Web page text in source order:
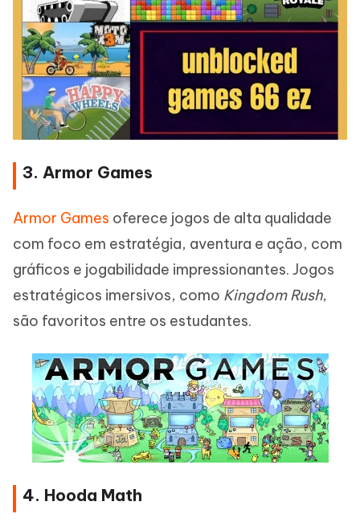
3. Armor Games
Armor Games oferece jogos de alta qualidade
com foco em estratégia, aventura e ação, com
gráficos e jogabilidade impressionantes. Jogos
estratégicos imersivos, como Kingdom Rush,
são favoritos entre os estudantes.
4. Hooda Math